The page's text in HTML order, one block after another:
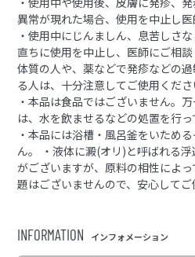
異常が現れた場合、使用を中止し医
・使用中にじんましん、息苦しさ
直ちに使用を中止し、医師にご相
体質の人や、薬などで発疹などの
る人は、十分注意してご使用くださ
・本品は食品ではございません。
は、水を飲ませるなどの処置を行っ
・本品には浴槽・風呂釜をいため
ん。 ・液体に澱(オリ)と呼ばれる
がございますが、原料の相性によ
題はございませんので、安心してご
INFORMATION インフォメーション